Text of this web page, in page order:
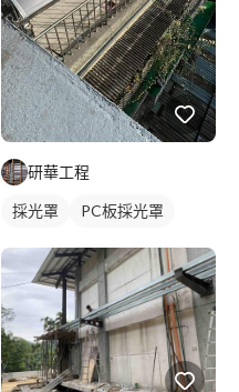
研華工程
採光罩 PC板採光罩